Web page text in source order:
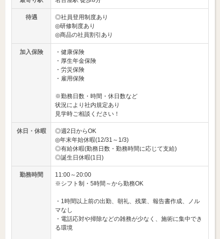
待遇
◎社員登用制度あり
◎研修制度あり
◎商品の社員割引あり
加入保険
・健康保険
・厚生年金保険
・労災保険
・雇用保険
※勤務日数・時間・休日数など
状況により社内規定あり
見学時ご相談ください！
休日・休暇
◎週2日からOK
◎年末年始休暇(12/31～1/3)
◎有給休暇(勤務日数・勤務時間に応じて支給)
◎誕生日休暇(1日)
勤務時間
11:00～20:00
※シフト制・5時間～から勤務OK
・1時間以上前の出勤、朝礼、残業、報告書作成、ノル
マなし
・電話応対や掃除などの雑務が少なく、施術に集中でき
る環境